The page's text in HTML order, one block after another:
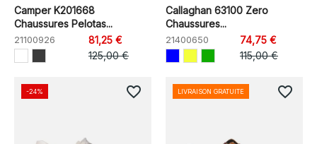
Camper K201668
Chaussures Pelotas...
21100926
81,25 €
125,00 €
Callaghan 63100 Zero
Chaussures...
21400650
74,75 €
115,00 €
-24% favorite_border LIVRAISON GRATUITE favorite_border